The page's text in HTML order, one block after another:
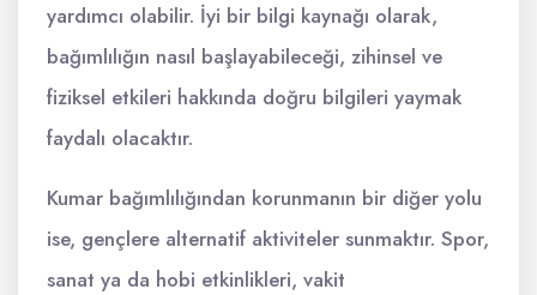
yardımcı olabilir. İyi bir bilgi kaynağı olarak,
bağımlılığın nasıl başlayabileceği, zihinsel ve
fiziksel etkileri hakkında doğru bilgileri yaymak
faydalı olacaktır.
Kumar bağımlılığından korunmanın bir diğer yolu
ise, gençlere alternatif aktiviteler sunmaktır. Spor,
sanat ya da hobi etkinlikleri, vakit